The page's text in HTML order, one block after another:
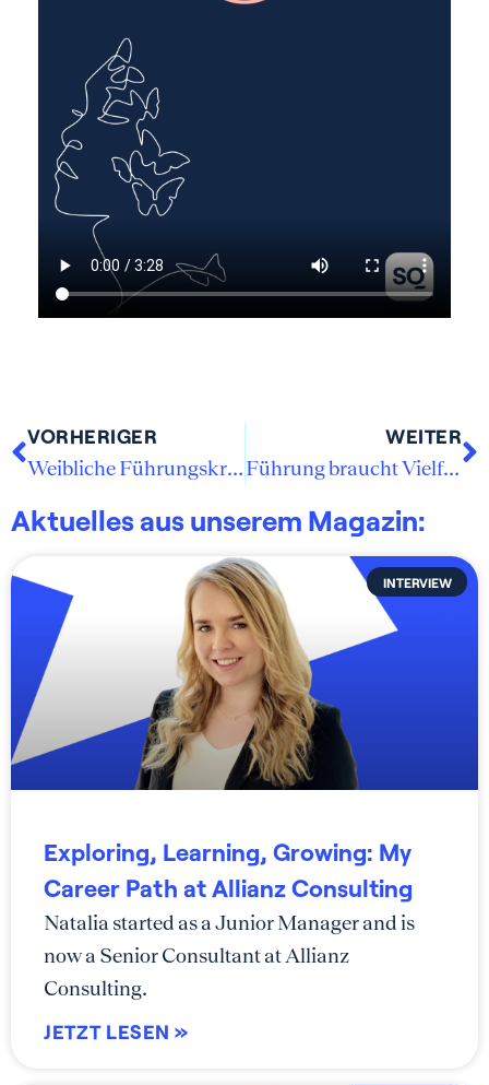
VORHERIGER
Weibliche Führungskräfte, die inspirieren
WEITER
Führung braucht Vielfalt
Aktuelles aus unserem Magazin:
INTERVIEW
Exploring, Learning, Growing: My
Career Path at Allianz Consulting
Natalia started as a Junior Manager and is
now a Senior Consultant at Allianz
Consulting.
JETZT LESEN »